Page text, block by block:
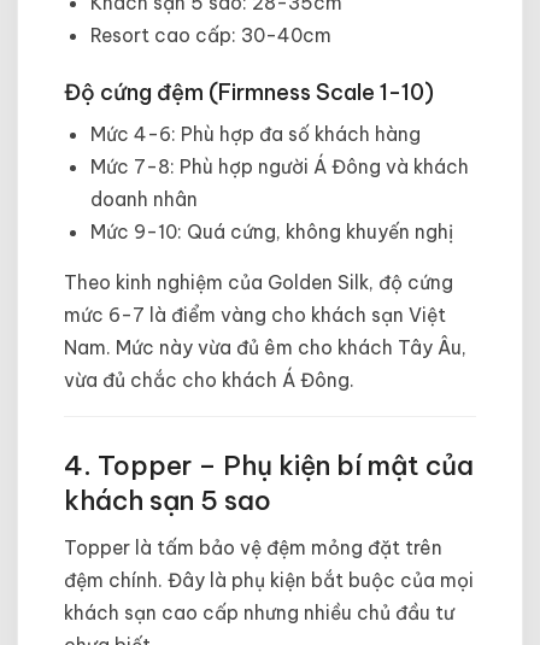
Resort cao cấp: 30-40cm
Độ cứng đệm (Firmness Scale 1-10)
Mức 4-6: Phù hợp đa số khách hàng
Mức 7-8: Phù hợp người Á Đông và khách
doanh nhân
Mức 9-10: Quá cứng, không khuyến nghị
Theo kinh nghiệm của Golden Silk, độ cứng
mức 6-7 là điểm vàng cho khách sạn Việt
Nam. Mức này vừa đủ êm cho khách Tây Âu,
vừa đủ chắc cho khách Á Đông.
4. Topper – Phụ kiện bí mật của
khách sạn 5 sao
Topper là tấm bảo vệ đệm mỏng đặt trên
đệm chính. Đây là phụ kiện bắt buộc của mọi
khách sạn cao cấp nhưng nhiều chủ đầu tư